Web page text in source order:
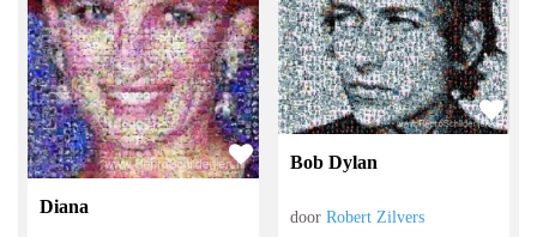
Diana
Bob Dylan
doorRobert Zilvers